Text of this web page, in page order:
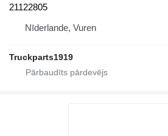
21122805
Nīderlande, Vuren
Truckparts1919